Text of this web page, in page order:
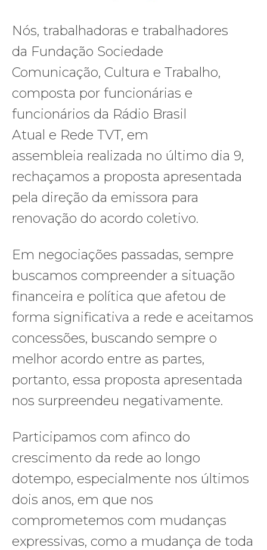
Nós, trabalhadoras e trabalhadores
da Fundação Sociedade
Comunicação, Cultura e Trabalho,
composta por funcionárias e
funcionários da Rádio Brasil
Atual e Rede TVT, em
assembleia realizada no último dia 9,
rechaçamos a proposta apresentada
pela direção da emissora para
renovação do acordo coletivo.
Em negociações passadas, sempre
buscamos compreender a situação
financeira e política que afetou de
forma significativa a rede e aceitamos
concessões, buscando sempre o
melhor acordo entre as partes,
portanto, essa proposta apresentada
nos surpreendeu negativamente.
Participamos com afinco do
crescimento da rede ao longo
dotempo, especialmente nos últimos
dois anos, em que nos
comprometemos com mudanças
expressivas, como a mudança de toda